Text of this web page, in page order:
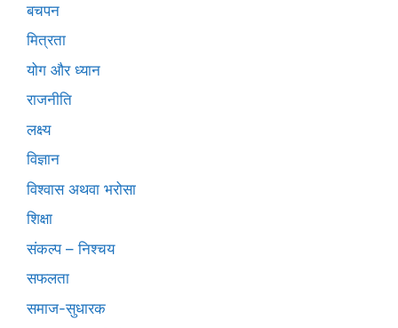
बचपन
मित्रता
योग और ध्यान
राजनीति
लक्ष्य
विज्ञान
विश्वास अथवा भरोसा
शिक्षा
संकल्प – निश्चय
सफलता
समाज-सुधारक